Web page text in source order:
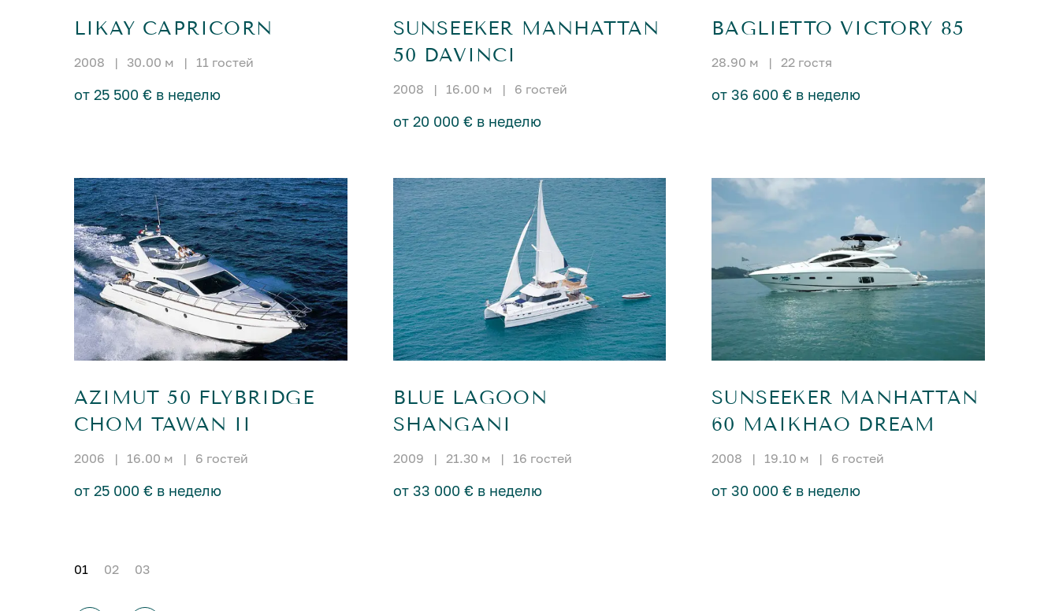
LIKAY CAPRICORN
2008 | 30.00 м | 11 гостей
от 25 500 € в неделю
SUNSEEKER MANHATTAN
50 DAVINCI
2008 | 16.00 м | 6 гостей
от 20 000 € в неделю
BAGLIETTO VICTORY 85
28.90 м | 22 гостя
от 36 600 € в неделю
AZIMUT 50 FLYBRIDGE
CHOM TAWAN II
2006 | 16.00 м | 6 гостей
от 25 000 € в неделю
BLUE LAGOON
SHANGANI
2009 | 21.30 м | 16 гостей
от 33 000 € в неделю
SUNSEEKER MANHATTAN
60 MAIKHAO DREAM
2008 | 19.10 м | 6 гостей
от 30 000 € в неделю
01 02 03